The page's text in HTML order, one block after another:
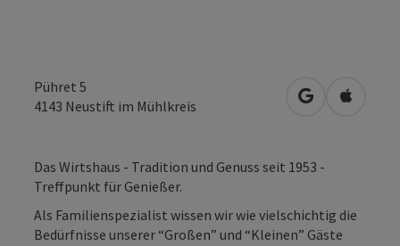
Pühret 5
4143 Neustift im Mühlkreis in Google
in
Das Wirtshaus - Tradition und Genuss seit 1953 -
Treffpunkt für Genießer.
Als Familienspezialist wissen wir wie vielschichtig die
Bedürfnisse unserer “Großen” und “Kleinen” Gäste